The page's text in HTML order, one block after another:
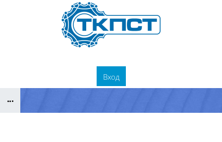
Перейти к основному содержанию
Вход